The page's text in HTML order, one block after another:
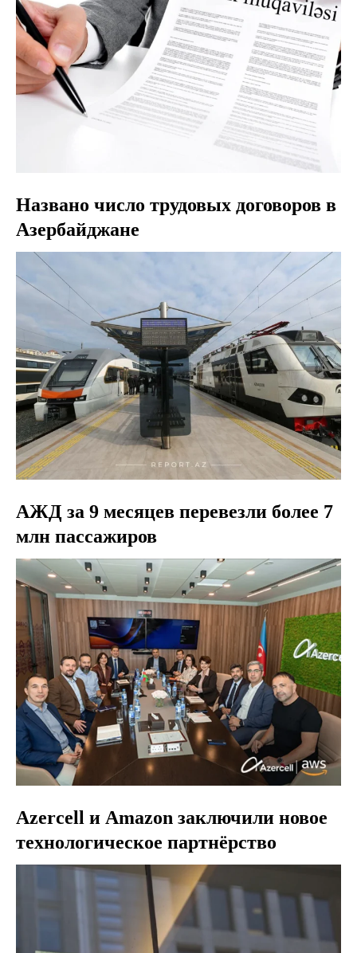
Названо число трудовых договоров в
Азербайджане
АЖД за 9 месяцев перевезли более 7
млн пассажиров
Azercell и Amazon заключили новое
технологическое партнёрство